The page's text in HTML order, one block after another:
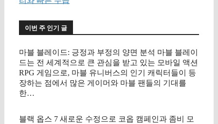
이번 주 인기 글
마블 블레이드: 긍정과 부정의 양면 분석 마블 블레이
드는 전 세계적으로 큰 관심을 받고 있는 모바일 액션
RPG 게임으로, 마블 유니버스의 인기 캐릭터들이 등
장하는 점에서 많은 게이머와 마블 팬들의 기대를
한…
블랙 옵스 7 새로운 수정으로 코옵 캠페인과 좀비 모